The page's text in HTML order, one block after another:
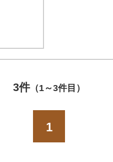
3件（1～3件目）
1